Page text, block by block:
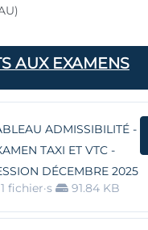
AUX EXAMENS
ADMISSIBILITÉ -
TAXI ET VTC -
DÉCEMBRE 2025
1 fichier·s
91.84 KB